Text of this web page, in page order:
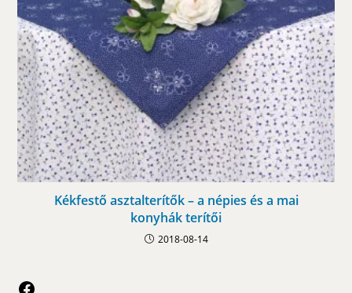
Kékfestő asztalterítők – a népies és a mai
konyhák terítői
2018-08-14
Facebook